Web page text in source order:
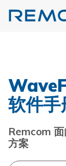
软件手
Remcom
方案